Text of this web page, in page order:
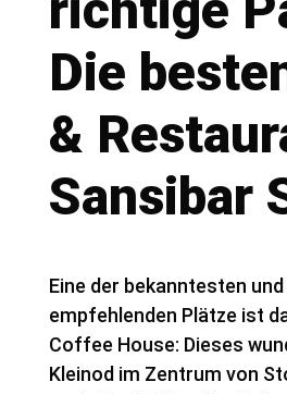
Die
&
Sansibar
Eine der bekanntesten
empfehlenden Plätze ist
Coffee House: Dieses
Kleinod im Zentrum von